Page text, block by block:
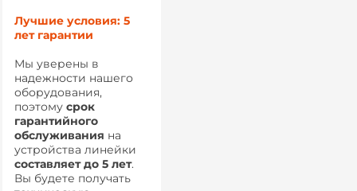
Лучшие условия: 5
лет гарантии
Мы уверены в
надежности нашего
оборудования,
поэтому срок
гарантийного
обслуживания на
устройства линейки
составляет до 5 лет.
Вы будете получать